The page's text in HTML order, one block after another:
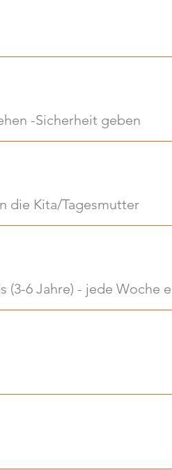
-Sicherheit geben
die Kita/Tagesmutter